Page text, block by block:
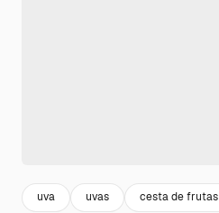
uva uvas cesta de frutas